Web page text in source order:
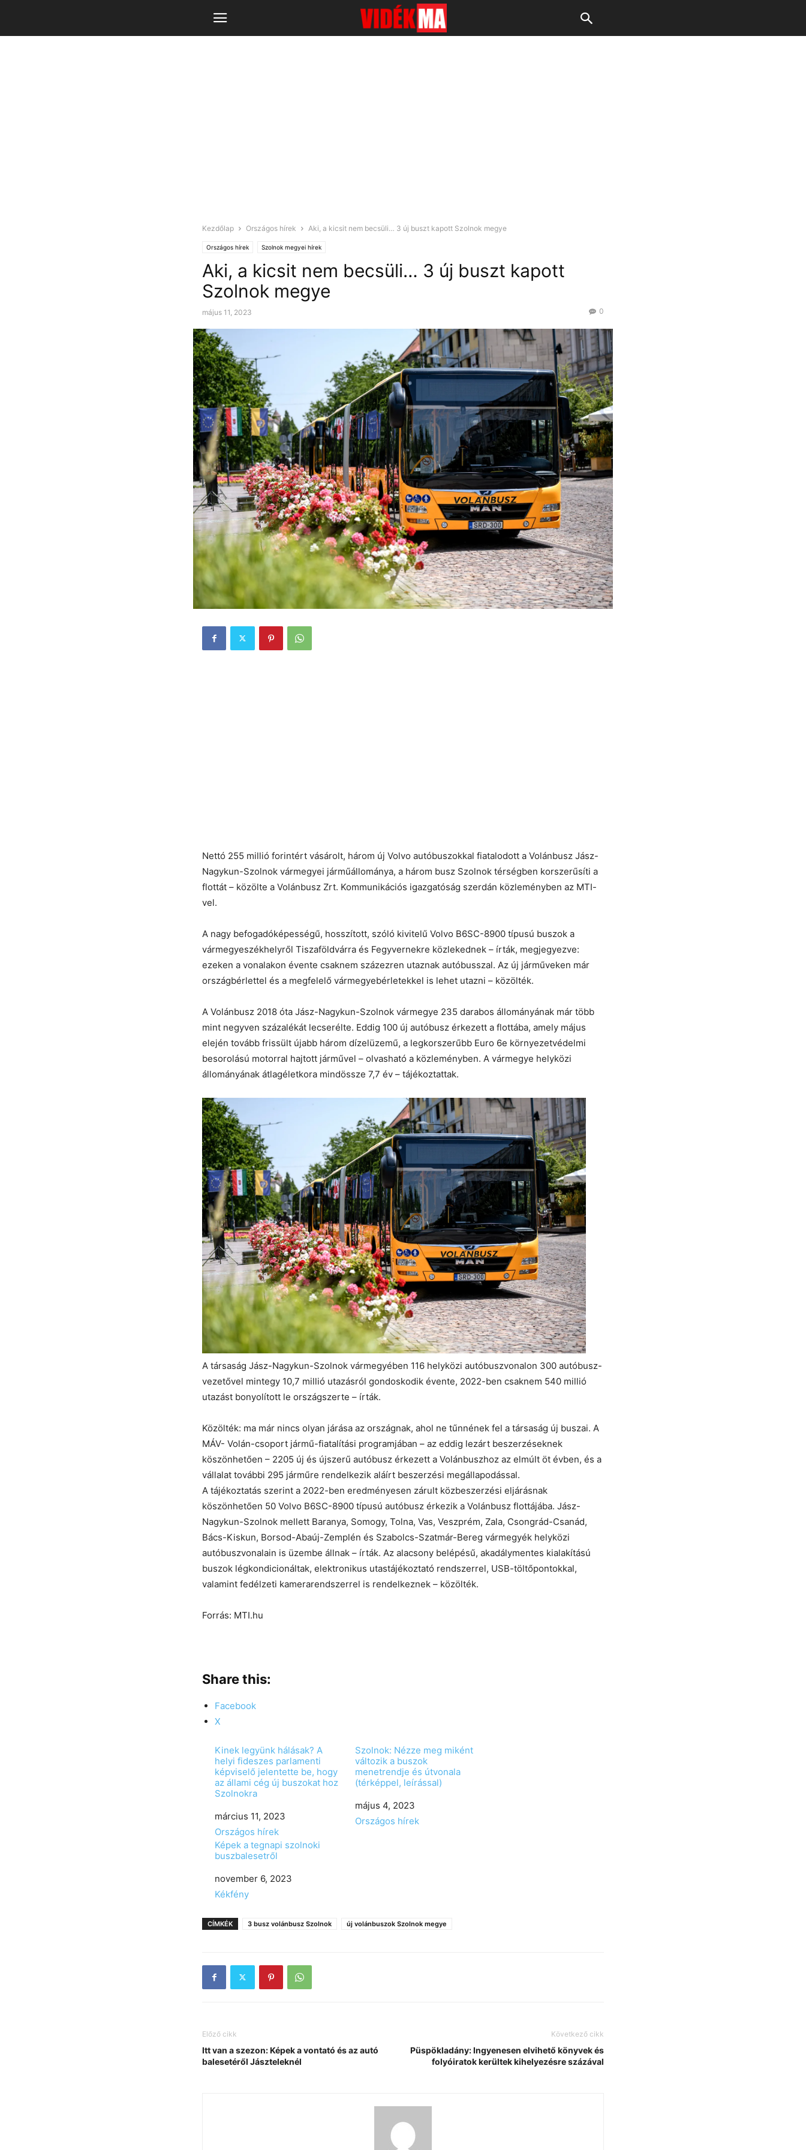
Kezdőlap Országos hírek Aki, a kicsit nem becsüli… 3 új buszt kapott Szolnok megye
Országos hírek Szolnok megyei hírek
Aki, a kicsit nem becsüli… 3 új buszt kapott
Szolnok megye
május 11, 2023 0
Nettó 255 millió forintért vásárolt, három új Volvo autóbuszokkal fiatalodott a Volánbusz Jász-
Nagykun-Szolnok vármegyei járműállománya, a három busz Szolnok térségben korszerűsíti a
flottát – közölte a Volánbusz Zrt. Kommunikációs igazgatóság szerdán közleményben az MTI-
vel.
A nagy befogadóképességű, hosszított, szóló kivitelű Volvo B6SC-8900 típusú buszok a
vármegyeszékhelyről Tiszaföldvárra és Fegyvernekre közlekednek – írták, megjegyezve:
ezeken a vonalakon évente csaknem százezren utaznak autóbusszal. Az új járműveken már
országbérlettel és a megfelelő vármegyebérletekkel is lehet utazni – közölték.
A Volánbusz 2018 óta Jász-Nagykun-Szolnok vármegye 235 darabos állományának már több
mint negyven százalékát lecserélte. Eddig 100 új autóbusz érkezett a flottába, amely május
elején tovább frissült újabb három dízelüzemű, a legkorszerűbb Euro 6e környezetvédelmi
besorolású motorral hajtott járművel – olvasható a közleményben. A vármegye helyközi
állományának átlagéletkora mindössze 7,7 év – tájékoztattak.
A társaság Jász-Nagykun-Szolnok vármegyében 116 helyközi autóbuszvonalon 300 autóbusz-
vezetővel mintegy 10,7 millió utazásról gondoskodik évente, 2022-ben csaknem 540 millió
utazást bonyolított le országszerte – írták.
Közölték: ma már nincs olyan járása az országnak, ahol ne tűnnének fel a társaság új buszai. A
MÁV- Volán-csoport jármű-fiatalítási programjában – az eddig lezárt beszerzéseknek
köszönhetően – 2205 új és újszerű autóbusz érkezett a Volánbuszhoz az elmúlt öt évben, és a
vállalat további 295 járműre rendelkezik aláírt beszerzési megállapodással.
A tájékoztatás szerint a 2022-ben eredményesen zárult közbeszerzési eljárásnak
köszönhetően 50 Volvo B6SC-8900 típusú autóbusz érkezik a Volánbusz flottájába. Jász-
Nagykun-Szolnok mellett Baranya, Somogy, Tolna, Vas, Veszprém, Zala, Csongrád-Csanád,
Bács-Kiskun, Borsod-Abaúj-Zemplén és Szabolcs-Szatmár-Bereg vármegyék helyközi
autóbuszvonalain is üzembe állnak – írták. Az alacsony belépésű, akadálymentes kialakítású
buszok légkondicionáltak, elektronikus utastájékoztató rendszerrel, USB-töltőpontokkal,
valamint fedélzeti kamerarendszerrel is rendelkeznek – közölték.
Forrás: MTI.hu
Share this:
Facebook
X
Kinek legyünk hálásak? A
helyi fideszes parlamenti
képviselő jelentette be, hogy
az állami cég új buszokat hoz
Szolnokra
Date
március 11, 2023
In relation to
Országos hírek
Szolnok: Nézze meg miként
változik a buszok
menetrendje és útvonala
(térképpel, leírással)
Date
május 4, 2023
In relation to
Országos hírek
Képek a tegnapi szolnoki
buszbalesetről
Date
november 6, 2023
In relation to
Kékfény
CÍMKÉK 3 busz volánbusz Szolnok új volánbuszok Szolnok megye
Előző cikk
Itt van a szezon: Képek a vontató és az autó
balesetéről Jászteleknél
Következő cikk
Püspökladány: Ingyenesen elvihető könyvek és
folyóiratok kerültek kihelyezésre százával